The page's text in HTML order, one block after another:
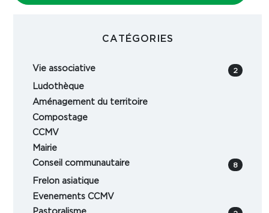
CATÉGORIES
Vie associative 2
Ludothèque
Aménagement du territoire
Compostage
CCMV
Mairie
Conseil communautaire
8
Frelon asiatique
Evenements CCMV